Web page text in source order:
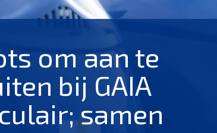
om aan te
bij GAIA
samen